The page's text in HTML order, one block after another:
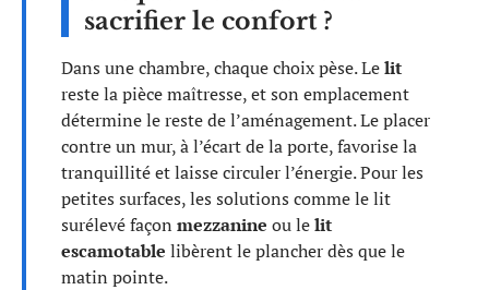
sacrifier le confort ?
Dans une chambre, chaque choix pèse. Lelit
reste la pièce maîtresse, et son emplacement
détermine le reste de l’aménagement. Le placer
contre un mur, à l’écart de la porte, favorise la
tranquillité et laisse circuler l’énergie. Pour les
petites surfaces, les solutions comme le lit
surélevé façon mezzanine ou lelit
escamotable libèrent le plancher dès que le
matin pointe.